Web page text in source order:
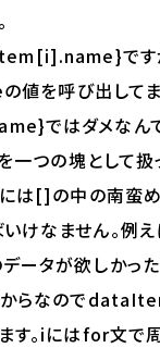
で
値を呼び出してま
ではダメなん
つの塊として扱
は[]の中の南蛮
けなません。例
ータが欲しかっ
からなので
す。iにはfor文で